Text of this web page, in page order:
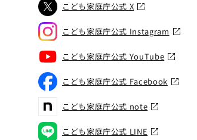
こども家庭庁公式 X
こども家庭庁公式 Instagram
こども家庭庁公式 YouTube
こども家庭庁公式 Facebook
こども家庭庁公式 note
こども家庭庁公式 LINE